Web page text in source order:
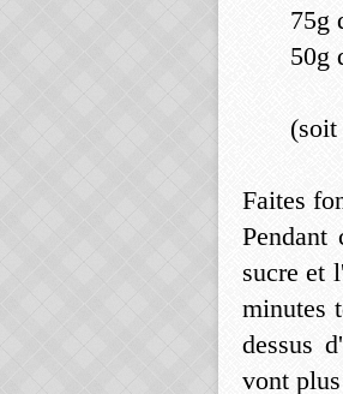
75g
50g
(soit
Faites
Pendant
sucre et
minutes
dessus
vont